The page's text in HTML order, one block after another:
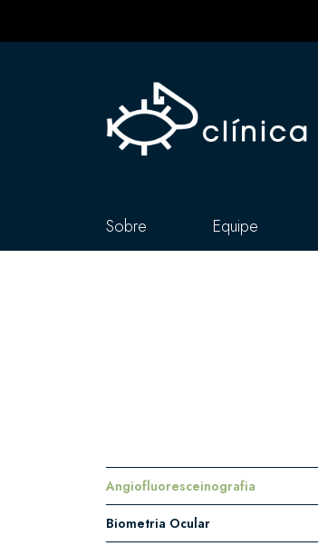
Sobre Equipe
Angiofluoresceinografia
Biometria Ocular